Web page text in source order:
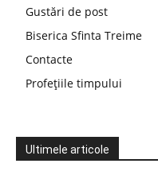
Gustări de post
Biserica Sfinta Treime
Contacte
Profețiile timpului
Ultimele articole